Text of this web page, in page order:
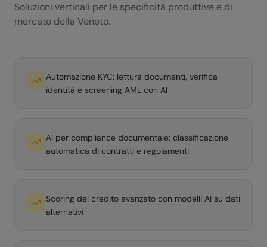
Soluzioni verticali per le specificità produttive e di
mercato della Veneto.
Automazione KYC: lettura documenti, verifica
identità e screening AML con AI
AI per compliance documentale: classificazione
automatica di contratti e regolamenti
Scoring del credito avanzato con modelli AI su dati
alternativi